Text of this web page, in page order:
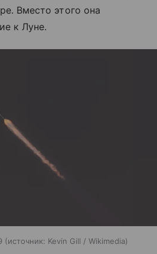
Вместо этого она
к Луне.
источник: Kevin Gill / Wikimedia